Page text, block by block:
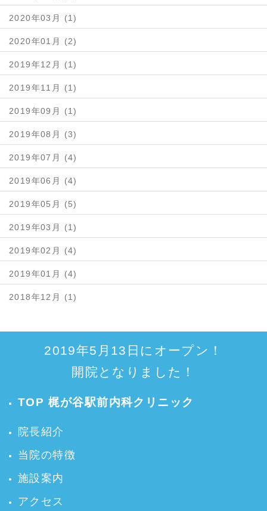
2020年03月 (1)
2020年01月 (2)
2019年12月 (1)
2019年11月 (1)
2019年09月 (1)
2019年08月 (3)
2019年07月 (4)
2019年06月 (4)
2019年05月 (5)
2019年03月 (1)
2019年02月 (4)
2019年01月 (4)
2018年12月 (1)
2019年5月13日にオープン！
開院となりました！
TOP 梶が谷駅前内科クリニック
院長紹介
当院の特徴
施設案内
アクセス